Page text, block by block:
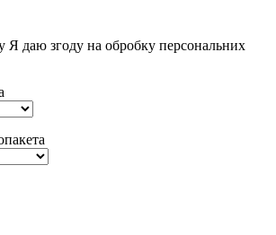
Я даю згоду на обробку персональних